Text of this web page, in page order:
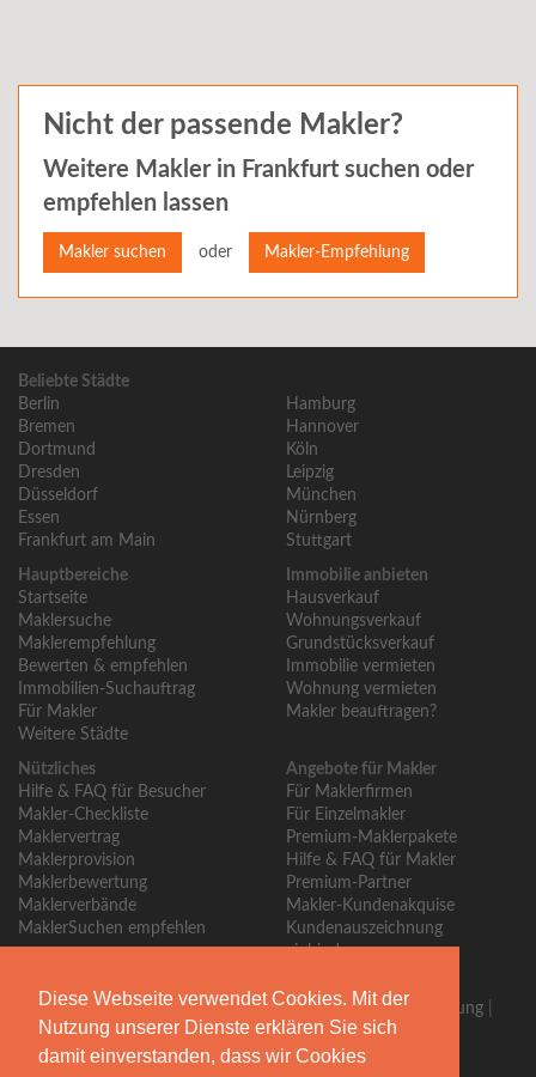
Diese Webseite verwendet Cookies. Mit der
Nutzung unserer Dienste erklären Sie sich
damit einverstanden, dass wir Cookies
Nicht der passende Makler?
Weitere Makler in Frankfurt suchen oder
empfehlen lassen
Makler suchen oder Makler-Empfehlung
Beliebte Städte
Berlin
Bremen
Dortmund
Dresden
Düsseldorf
Essen
Frankfurt am Main
Hamburg
Hannover
Köln
Leipzig
München
Nürnberg
Stuttgart
Hauptbereiche
Startseite
Maklersuche
Maklerempfehlung
Bewerten & empfehlen
Immobilien-Suchauftrag
Für Makler
Weitere Städte
Immobilie anbieten
Hausverkauf
Wohnungsverkauf
Grundstücksverkauf
Immobilie vermieten
Wohnung vermieten
Makler beauftragen?
Nützliches
Hilfe & FAQ für Besucher
Makler-Checkliste
Maklervertrag
Maklerprovision
Maklerbewertung
Maklerverbände
MaklerSuchen empfehlen
Angebote für Makler
Für Maklerfirmen
Für Einzelmakler
Premium-Maklerpakete
Hilfe & FAQ für Makler
Premium-Partner
Makler-Kundenakquise
Kundenauszeichnung
einbinden
Über uns|Blog|Kontakt | Partner |Presse| Qualitätssicherung
Bewertungsrichtlinien